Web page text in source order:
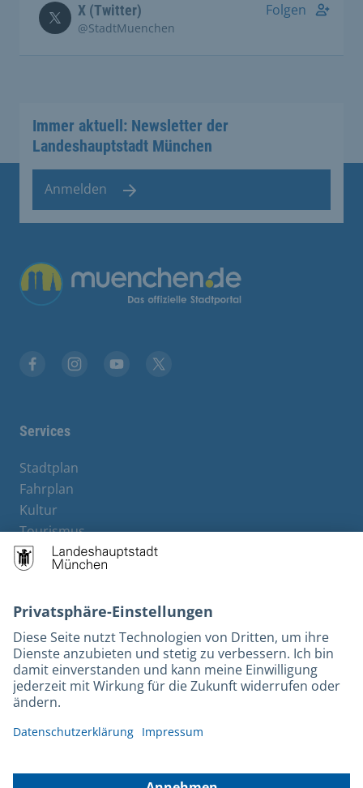
X (Twitter)
@StadtMuenchen
Folgen
Immer aktuell: Newsletter der
Landeshauptstadt München
Anmelden
Übergreifende Links
Services
Stadtplan
Fahrplan
Kultur
Tourismus
M-Strom
Bürgerservice
Rechtliches und Kontakt
Barrierefreiheit
Leichte Sprache
Gebärdensprache
Kontakt